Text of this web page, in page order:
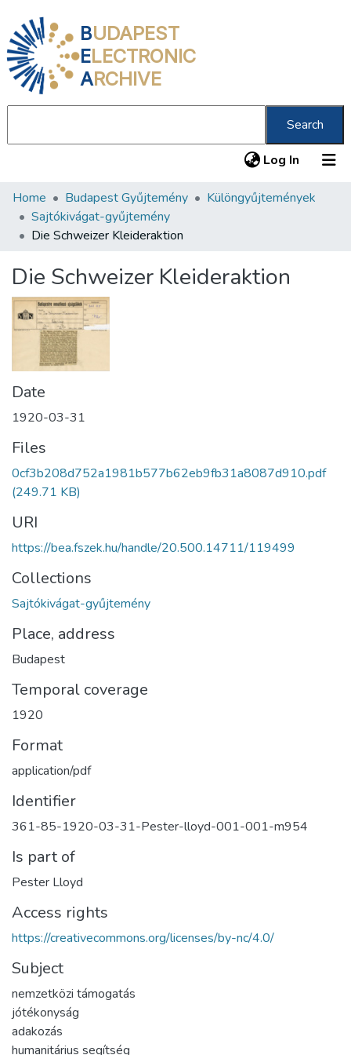
BUDAPEST
ELECTRONIC
ARCHIVE
Search
Log In (current)
Communities & Collections
All of DSpace
About us
Home Budapest Gyűjtemény
Különgyűjtemények
Sajtókivágat-gyűjtemény
Die Schweizer Kleideraktion
Die Schweizer Kleideraktion
Date
1920-03-31
Files
0cf3b208d752a1981b577b62eb9fb31a8087d910.pdf
(249.71 KB)
URI
https://bea.fszek.hu/handle/20.500.14711/119499
Collections
Sajtókivágat-gyűjtemény
Place, address
Budapest
Temporal coverage
1920
Format
application/pdf
Identifier
361-85-1920-03-31-Pester-lloyd-001-001-m954
Is part of
Pester Lloyd
Access rights
https://creativecommons.org/licenses/by-nc/4.0/
Subject
nemzetközi támogatás
jótékonyság
adakozás
humanitárius segítség